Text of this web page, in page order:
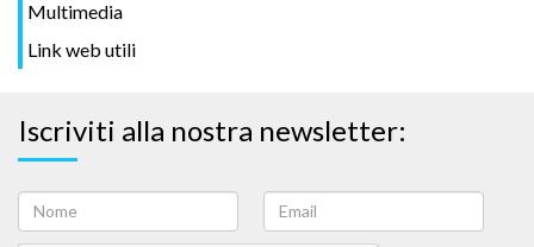
Multimedia
Link web utili
Iscriviti alla nostra newsletter: